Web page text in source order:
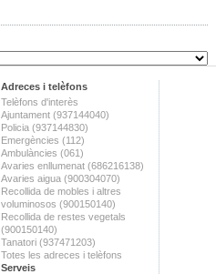
Adreces i telèfons
Telèfons d'interès
Ajuntament (937144040)
Policia (937144830)
Emergències (112)
Ambulàncies (061)
Avaries enllumenat (686216138)
Avaries aigua (900304070)
Recollida de mobles i altres
voluminosos (900150140)
Recollida de restes vegetals
(900150140)
Tanatori (937471203)
Totes les adreces i telèfons
Serveis